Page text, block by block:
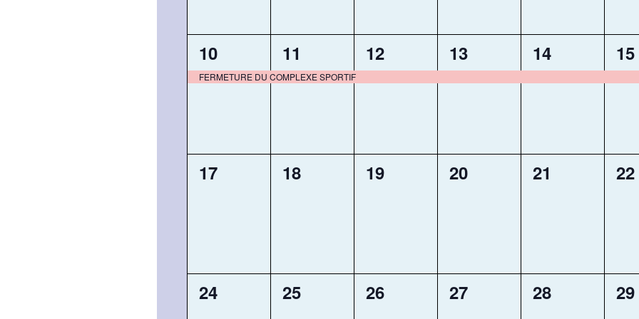
1
évènement,
10
FERMETURE DU COMPLEXE SPORTIF
1
évènement,
11
1
évènement,
12
1
évènement,
13
1
évènement,
14
1
15
0
17
0
18
0
19
0
20
0
21
0
22
0
24
0
25
0
26
0
27
0
28
0
29